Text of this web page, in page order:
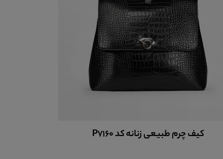
کیف چرم طبیعی زنانه کد P7160